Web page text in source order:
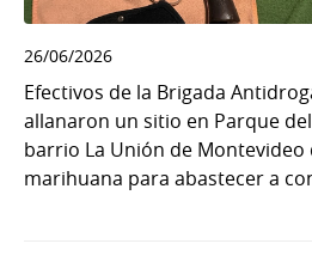
26/06/2026
Efectivos de la Brigada
allanaron un sitio en Parque
barrio La Unión de
marihuana para abastecer a